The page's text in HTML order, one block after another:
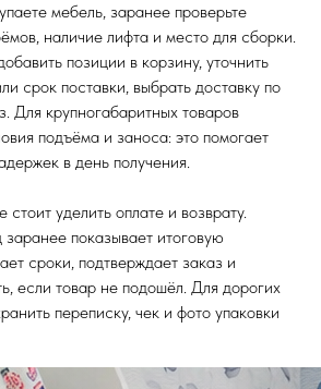
мебель, заранее проверьте
наличие лифта и место для сборки.
позиции в корзину, уточнить
срок поставки, выбрать доставку по
Для крупногабаритных товаров
подъёма и заноса: это помогает
в день получения.
уделить оплате и возврату.
показывает итоговую
сроки, подтверждает заказ и
если товар не подошёл. Для дорогих
переписку, чек и фото упаковки